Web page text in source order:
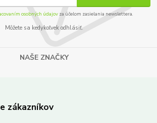
osobných údajov za účelom zasielania newslettera.
Môžete sa kedykoľvek odhlásiť.
NAŠE ZNAČKY
zákazníkov